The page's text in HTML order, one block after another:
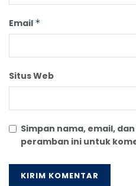
Email *
Situs Web
Simpan nama, email,
peramban ini untuk